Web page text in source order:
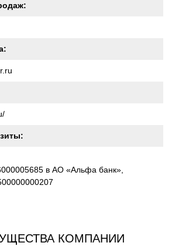
в АО «Альфа банк»,
КОМПАНИИ